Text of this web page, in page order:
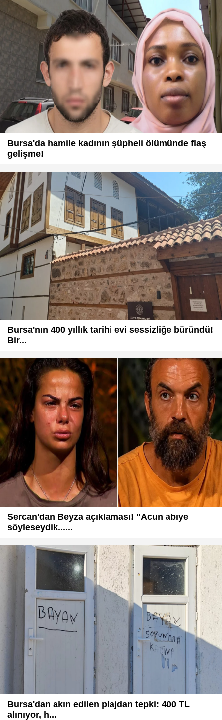
Bursa'da hamile kadının şüpheli ölümünde flaş
gelişme!
Bursa'nın 400 yıllık tarihi evi sessizliğe büründü!
Bir...
Sercan'dan Beyza açıklaması! "Acun abiye
söyleseydik......
Bursa'dan akın edilen plajdan tepki: 400 TL
alınıyor, h...